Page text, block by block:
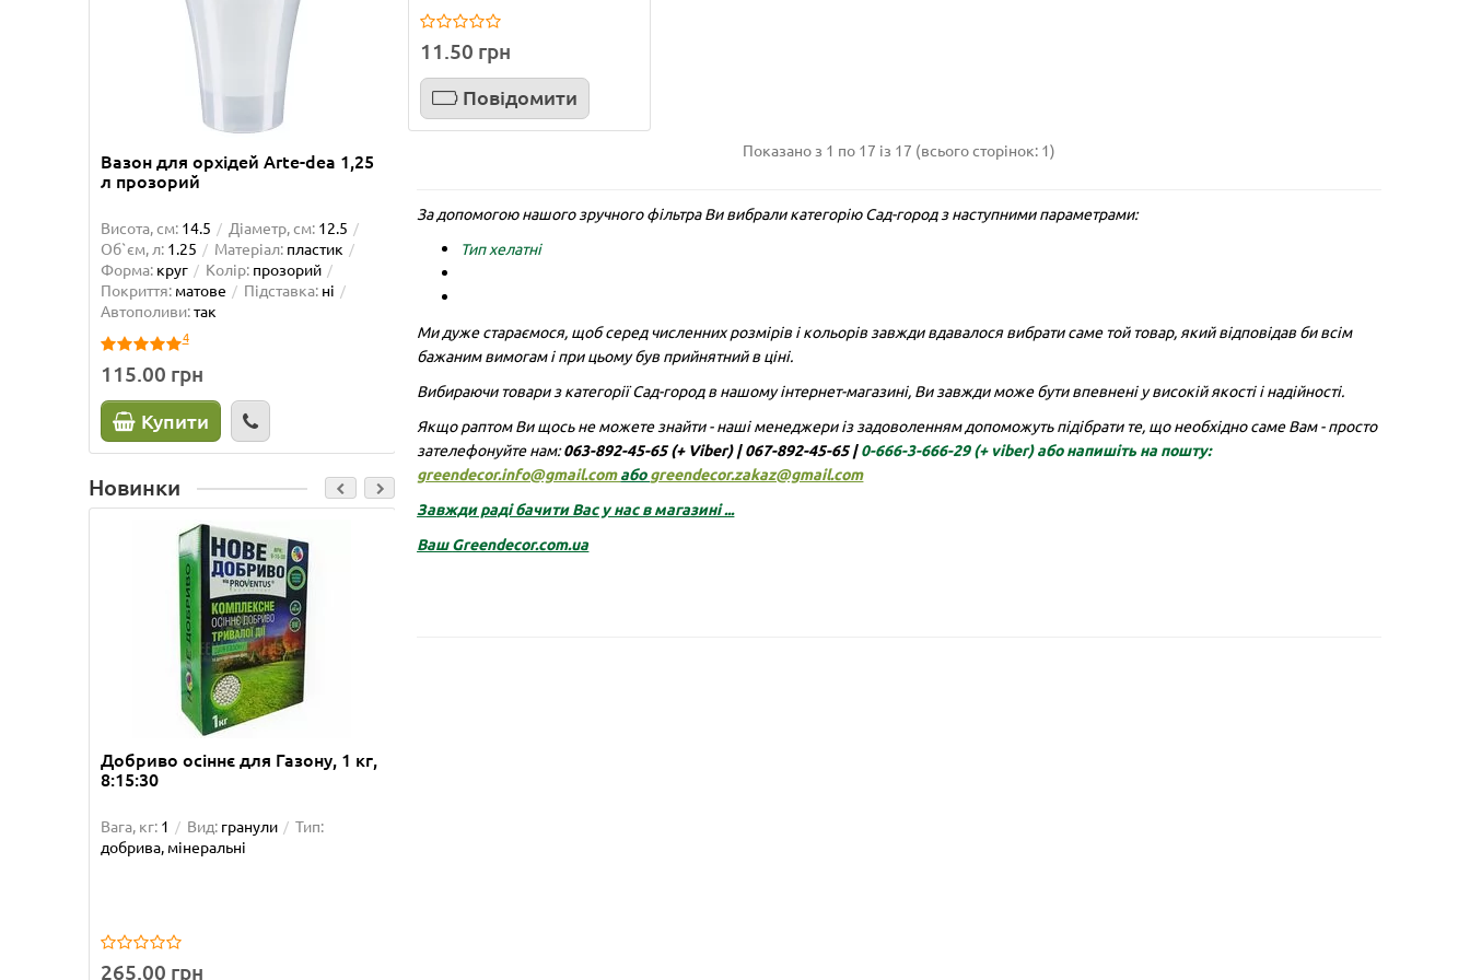
Вазон для орхідей Arte-dea 1,25
л прозорий
Висота, см: 14.5 Діаметр, см: 12.5
Об`єм, л: 1.25 Матеріал: пластик
Форма: круг Колір: прозорий
Покриття: матове Підставка: ні
Автополиви:так
4
115.00 грн
Купити
Висота, см: 15 Діаметр, см:
17.5
Об`єм, л:2.5 Матеріал:
Форма:
матове
3
Купити
Кілочки для агроволокна
Висота, см: 17 Ширина, см:
4
1
4.00 грн
Купити
Висота, см:
2
Купити
Новинки
Добриво осіннє для Газону, 1 кг,
8:15:30
Вага, кг: 1 Вид: гранули
Тип:
добрива, мінеральні
265.00 грн
11.50 грн
Повідомити
Показано з 1 по 17 із 17 (всього сторінок: 1)
За допомогою нашого зручного фільтра Ви вибрали категорію Сад-город з наступними параметрами:
Тип хелатні
Ми дуже стараємося, щоб серед численних розмірів і кольорів завжди вдавалося вибрати саме той товар, який відповідав би всім
бажаним вимогам і при цьому був прийнятний в ціні.
Вибираючи товари з категорії Сад-город в нашому інтернет-магазині, Ви завжди може бути впевнені у високій якості і надійності.
Якщо раптом Ви щось не можете знайти - наші менеджери із задоволенням допоможуть підібрати те, що необхідно саме Вам - просто
зателефонуйте нам:063-892-45-65 (+ Viber)|067-892-45-65 |0-666-3-666-29(+ viber)або напишіть на пошту:
greendecor.info@gmail.comабоgreendecor.zakaz@gmail.com
Завжди раді бачити Вас у нас в магазині ...
ВашGreendecor.com.ua